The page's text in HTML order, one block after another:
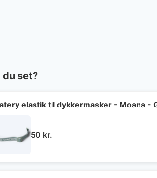
du set?
elastik til dykkermasker - Moana -
50 kr.